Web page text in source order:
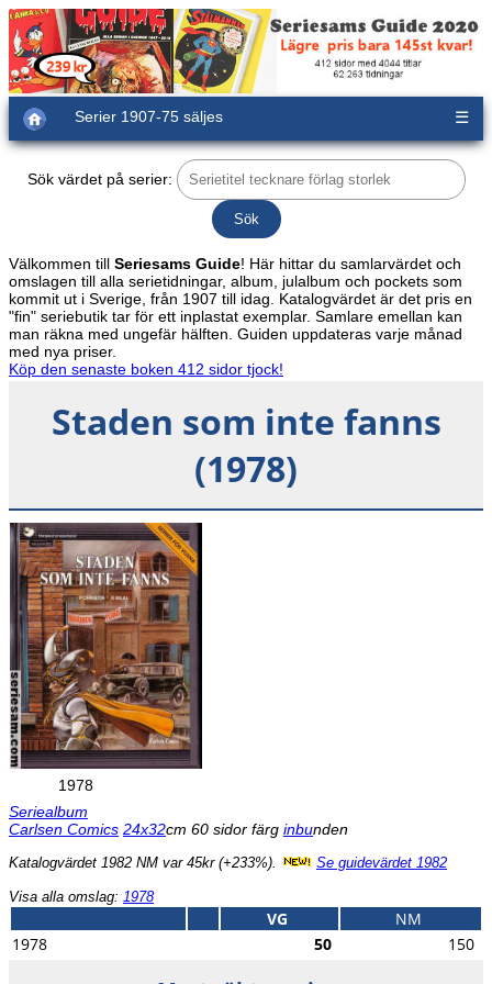
Serier 1907-75 säljes ☰
Sök värdet på serier:
Välkommen till Seriesams Guide! Här hittar du samlarvärdet och
omslagen till alla serietidningar, album, julalbum och pockets som
kommit ut i Sverige, från 1907 till idag. Katalogvärdet är det pris en
"fin" seriebutik tar för ett inplastat exemplar. Samlare emellan kan
man räkna med ungefär hälften. Guiden uppdateras varje månad
med nya priser.
Köp den senaste boken 412 sidor tjock!
Staden som inte fanns
(1978)
1978
Seriealbum
Carlsen Comics 24x32cm 60 sidor färg inbunden
Katalogvärdet 1982 NM var 45kr (+233%). Se guidevärdet 1982
Visa alla omslag: 1978
VG
NM
1978
50 150